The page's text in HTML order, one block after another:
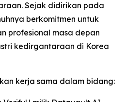
Sejak didirikan pada
berkomitmen untuk
profesional masa depan
kedirgantaraan di Korea
kerja sama dalam bidang: